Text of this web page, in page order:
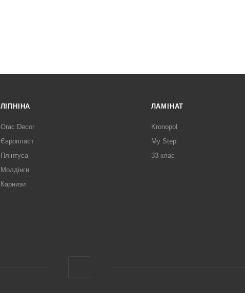
ЛІПНІНА
Orac Decor
Європласт
Плінтуса
Молдінги
Карнизи
ЛАМІНАТ
Kronopol
My Step
33 клас